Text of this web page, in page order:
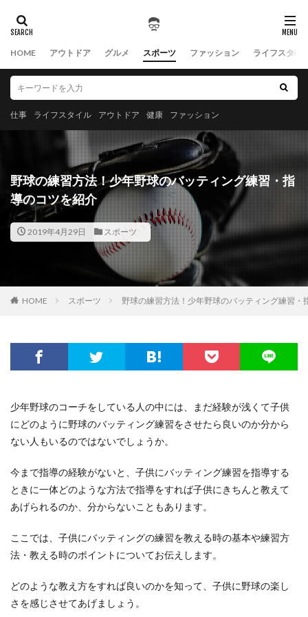
HOME アウトドア グルメ スポーツ ファッション ライフスタイ
仕事 ライフスタイル アウトドア 健康 ファッション
野球の練習方法！少年野球のバッティング練習・指
導のコツを紹介
2019年4月29日 スポーツ
HOME スポーツ 野球の練習方法！少年野球のバッティング練習・
少年野球のコーチをしている人の中には、まだ経験が浅くて子供
にどのように野球のバッティング練習をさせたら良いのか分から
ない人もいるのではないでしょうか。
今まで指導の経験がないと、子供にバッティング練習を指導する
ときに一体どのような方法で指導をすれば子供にきちんと教えて
あげられるのか、分からないこともあります。
ここでは、子供にバッティングの練習を教える時の基本や練習方
法・教える時のポイントについてお伝えします。
どのような教え方をすれば良いのかを知って、子供に野球の楽し
さを感じさせてあげましょう。